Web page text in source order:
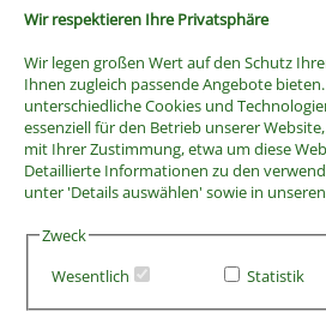
Wir respektieren Ihre Privatsphäre
Wir legen großen Wert auf den Schutz
Ihnen zugleich passende Angebote
unterschiedliche Cookies und
essenziell für den Betrieb unserer
mit Ihrer Zustimmung, etwa um diese
Detaillierte Informationen zu den
unter 'Details auswählen' sowie in
Zweck
Wesentlich
Statistik
AGB